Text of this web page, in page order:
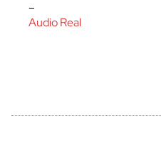
–
Audio Real